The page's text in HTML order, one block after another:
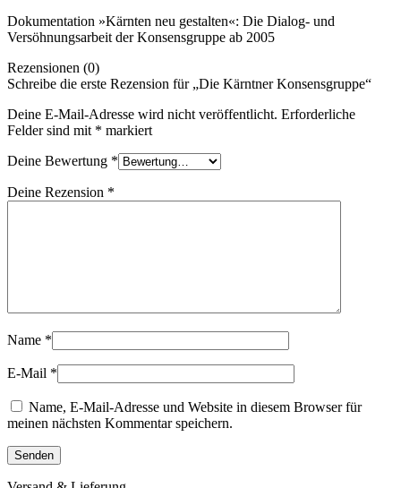
Dokumentation »Kärnten neu gestalten«: Die Dialog- und
Versöhnungsarbeit der Konsensgruppe ab 2005
Rezensionen (0)
Schreibe die erste Rezension für „Die Kärntner Konsensgruppe“
Deine E-Mail-Adresse wird nicht veröffentlicht. Erforderliche
Felder sind mit * markiert
Deine Bewertung *
Deine Rezension *
Name *
E-Mail *
Name, E-Mail-Adresse und Website in diesem Browser für
meinen nächsten Kommentar speichern.